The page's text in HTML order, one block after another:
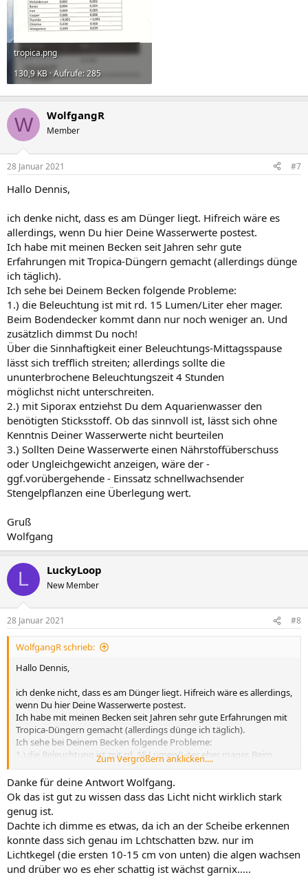
tropica.png
130,9 KB · Aufrufe: 285
W WolfgangR
Member
28 Januar 2021 #7
Hallo Dennis,
ich denke nicht, dass es am Dünger liegt. Hifreich wäre es
allerdings, wenn Du hier Deine Wasserwerte postest.
Ich habe mit meinen Becken seit Jahren sehr gute
Erfahrungen mit Tropica-Düngern gemacht (allerdings dünge
ich täglich).
Ich sehe bei Deinem Becken folgende Probleme:
1.) die Beleuchtung ist mit rd. 15 Lumen/Liter eher mager.
Beim Bodendecker kommt dann nur noch weniger an. Und
zusätzlich dimmst Du noch!
Über die Sinnhaftigkeit einer Beleuchtungs-Mittagsspause
lässt sich trefflich streiten; allerdings sollte die
ununterbrochene Beleuchtungszeit 4 Stunden
möglichst nicht unterschreiten.
2.) mit Siporax entziehst Du dem Aquarienwasser den
benötigten Sticksstoff. Ob das sinnvoll ist, lässt sich ohne
Kenntnis Deiner Wasserwerte nicht beurteilen
3.) Sollten Deine Wasserwerte einen Nährstoffüberschuss
oder Ungleichgewicht anzeigen, wäre der -
ggf.vorübergehende - Einssatz schnellwachsender
Stengelpflanzen eine Überlegung wert.
Gruß
Wolfgang
L LuckyLoop
New Member
28 Januar 2021 #8
WolfgangR schrieb:
Hallo Dennis,
ich denke nicht, dass es am Dünger liegt. Hifreich wäre es allerdings,
wenn Du hier Deine Wasserwerte postest.
Ich habe mit meinen Becken seit Jahren sehr gute Erfahrungen mit
Tropica-Düngern gemacht (allerdings dünge ich täglich).
Ich sehe bei Deinem Becken folgende Probleme:
1.) die Beleuchtung ist mit rd. 15 Lumen/Liter eher mager. Beim
Bodendecker kommt dann nur noch weniger an. Und zusätzlich
dimmst Du noch!
Über die Sinnhaftigkeit einer Beleuchtungs-Mittagsspause lässt sich
trefflich streiten; allerdings sollte die ununterbrochene
Beleuchtungszeit 4 Stunden
möglichst nicht unterschreiten.
2.) mit Siporax entziehst Du dem Aquarienwasser den benötigten
Sticksstoff. Ob das sinnvoll ist, lässt sich ohne Kenntnis Deiner
Wasserwerte nicht beurteilen
3.) Sollten Deine Wasserwerte einen Nährstoffüberschuss oder
Zum Vergrößern anklicken....
Danke für deine Antwort Wolfgang.
Ok das ist gut zu wissen dass das Licht nicht wirklich stark
genug ist.
Dachte ich dimme es etwas, da ich an der Scheibe erkennen
konnte dass sich genau im Lchtschatten bzw. nur im
Lichtkegel (die ersten 10-15 cm von unten) die algen wachsen
und drüber wo es eher schattig ist wächst garnix.....